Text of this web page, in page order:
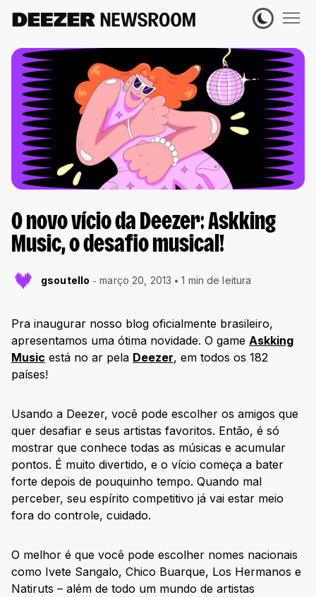
O novo vício da Deezer: Askking
Music, o desafio musical!
gsoutello março 20, 2013 1 min de leitura
Pra inaugurar nosso blog oficialmente brasileiro,
apresentamos uma ótima novidade. O game Askking
Music está no ar pela Deezer, em todos os 182
países!
Usando a Deezer, você pode escolher os amigos que
quer desafiar e seus artistas favoritos. Então, é só
mostrar que conhece todas as músicas e acumular
pontos. É muito divertido, e o vício começa a bater
forte depois de pouquinho tempo. Quando mal
perceber, seu espírito competitivo já vai estar meio
fora do controle, cuidado.
O melhor é que você pode escolher nomes nacionais
como Ivete Sangalo, Chico Buarque, Los Hermanos e
Natiruts – além de todo um mundo de artistas